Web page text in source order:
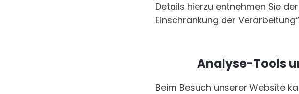
Details hierzu entnehmen Sie
Einschränkung der
Analyse-Tools
Beim Besuch unserer Website